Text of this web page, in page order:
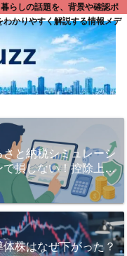
らしの話題を、背景や確認ポ
かりやすく解説する情報メデ
さと納税シミュレーシ
で損しない！控除上限
正確に計算するコツと
活用法
体株はなぜ下がった？